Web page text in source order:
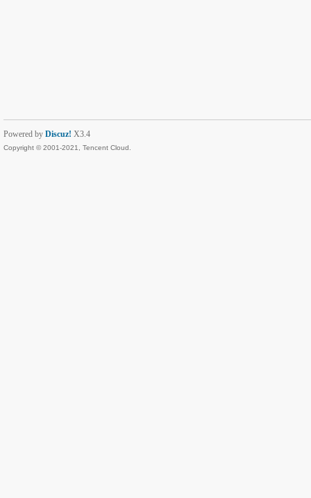
Powered by Discuz! X3.4
Copyright © 2001-2021, Tencent Cloud.